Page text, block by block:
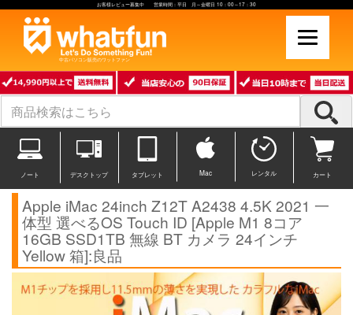
お客様レビュー募集中 営業時間：平日 月～金曜日 10：00～17：30
中古パソコン販売のワットファン
ノート デスクトップ タブレット Mac レンタル カート
Apple iMac 24inch Z12T A2438 4.5K 2021 一
体型 選べるOS Touch ID [Apple M1 8コア
16GB SSD1TB 無線 BT カメラ 24インチ
Yellow 箱]:良品